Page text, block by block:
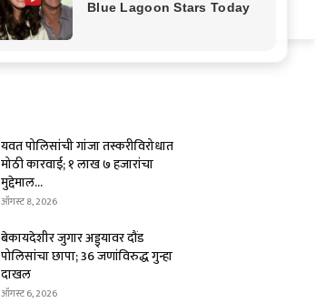
यवत पोलिसांची गांजा तस्करीविरोधात
मोठी कारवाई; १ लाख ७ हजारांचा
मुद्देमाल...
ऑगस्ट 8, 2026
बेकायदेशीर जुगार अड्ड्यावर दौंड
पोलिसांचा छापा; 36 जणांविरुद्ध गुन्हा
दाखल
ऑगस्ट 6, 2026